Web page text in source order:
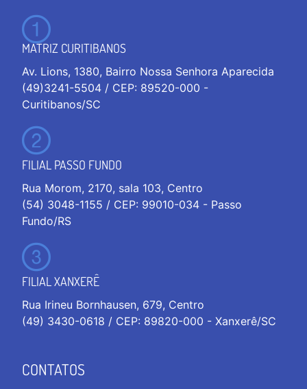
MATRIZ CURITIBANOS
Av. Lions, 1380, Bairro Nossa Senhora Aparecida
(49)3241-5504 / CEP: 89520-000 -
Curitibanos/SC
FILIAL PASSO FUNDO
Rua Morom, 2170, sala 103, Centro
(54) 3048-1155 / CEP: 99010-034 - Passo
Fundo/RS
FILIAL XANXERÊ
Rua Irineu Bornhausen, 679, Centro
(49) 3430-0618 / CEP: 89820-000 - Xanxerê/SC
CONTATOS